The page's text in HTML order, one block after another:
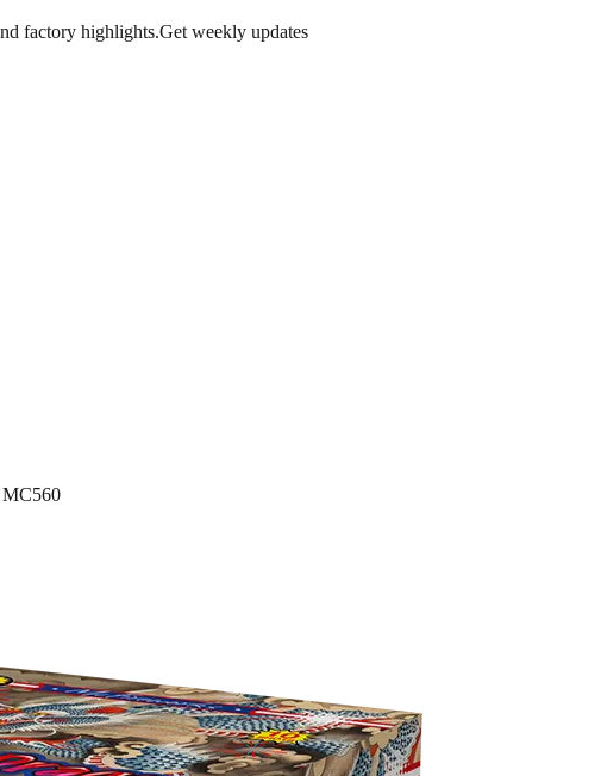
factory highlights.Get weekly updates
MC560